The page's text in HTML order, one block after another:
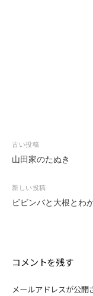
投
稿
ビ
ゲ
ン
古い投稿
山田家のたぬき
新しい投稿
ビビンバと大根とわ
コメントを残す
メールアドレスが公開